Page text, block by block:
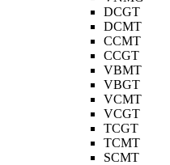
DCGT
DCMT
CCMT
CCGT
VBMT
VBGT
VCMT
VCGT
TCGT
TCMT
SCMT